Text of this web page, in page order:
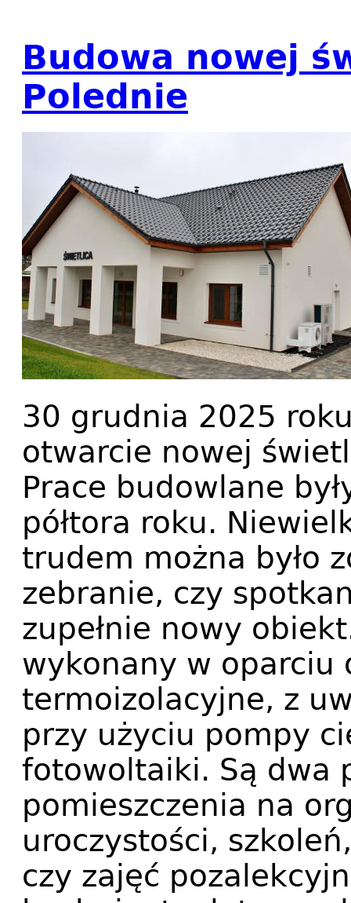
Budowa nowej
Polednie
30 grudnia 2025
otwarcie nowej
Prace budowlane
półtora roku.
trudem można było
zebranie, czy
zupełnie nowy
wykonany w oparciu
termoizolacyjne, z
przy użyciu pompy
fotowoltaiki. Są dwa
pomieszczenia na
uroczystości,
czy zajęć